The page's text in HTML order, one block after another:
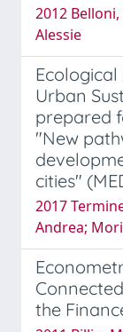
2012
Alessie
Urban
prepared
"New
cities"
2017
Andrea;
the